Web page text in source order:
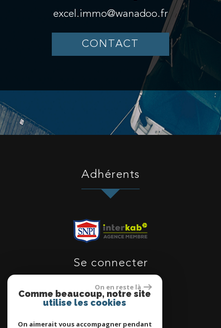
excel.immo@wanadoo.fr
CONTACT
Adhérents
Se connecter
On en reste là
Comme beaucoup, notre site
utilise les cookies
On aimerait vous accompagner pendant